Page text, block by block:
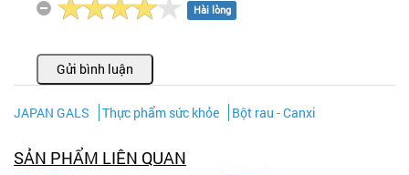
Hài lòng
Gửi bình luận
JAPAN GALS Thực phẩm sức khỏe Bột rau - Canxi
SẢN PHẨM LIÊN QUAN